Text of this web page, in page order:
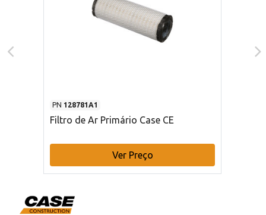
PN 128781A1
Filtro de Ar Primário Case CE
Ver Preço